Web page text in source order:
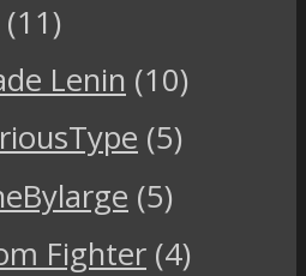
(11)
Lenin (10)
(5)
(5)
Fighter (4)